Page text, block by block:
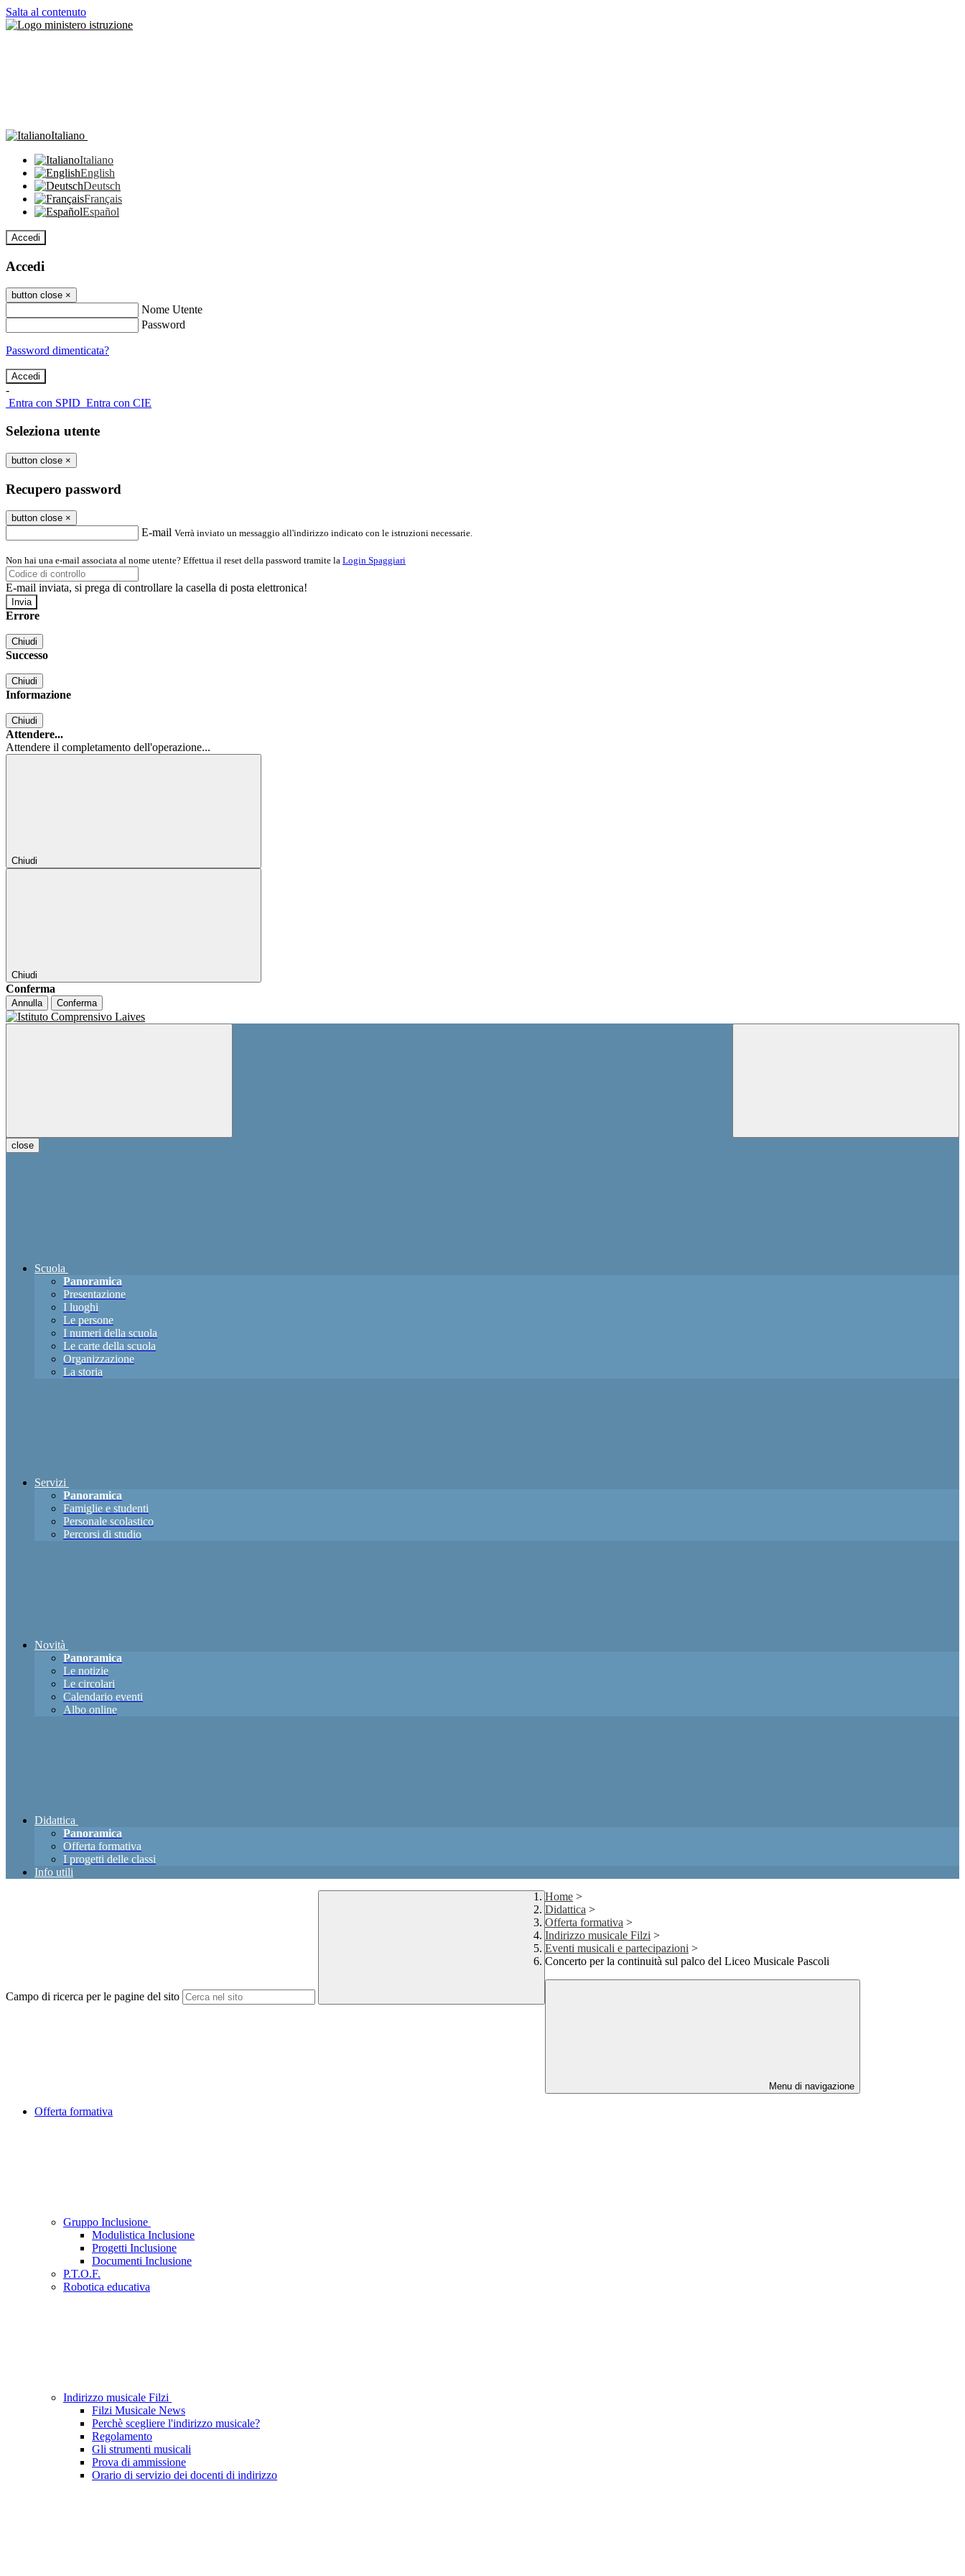
Salta al contenuto
Italiano
Italiano
English
Deutsch
Français
Español
Accedi
Accedi
button close ×
Nome Utente
Password
Password dimenticata?
-
Entra con SPID Entra con CIE
Seleziona utente
button close ×
Recupero password
button close ×
E-mail Verrà inviato un messaggio all'indirizzo indicato con le istruzioni necessarie.
Non hai una e-mail associata al nome utente? Effettua il reset della password tramite la Login Spaggiari
E-mail inviata, si prega di controllare la casella di posta elettronica!
Errore
Chiudi
Successo
Chiudi
Informazione
Chiudi
Attendere...
Attendere il completamento dell'operazione...
Chiudi
Chiudi
Conferma
Annulla Conferma
close
Scuola
Panoramica
Presentazione
I luoghi
Le persone
I numeri della scuola
Le carte della scuola
Organizzazione
La storia
Servizi
Panoramica
Famiglie e studenti
Personale scolastico
Percorsi di studio
Novità
Panoramica
Le notizie
Le circolari
Calendario eventi
Albo online
Didattica
Panoramica
Offerta formativa
I progetti delle classi
Info utili
Campo di ricerca per le pagine del sito
Home >
Didattica >
Offerta formativa >
Indirizzo musicale Filzi >
Eventi musicali e partecipazioni >
Concerto per la continuità sul palco del Liceo Musicale Pascoli
Menu di navigazione
Offerta formativa
Gruppo Inclusione
Modulistica Inclusione
Progetti Inclusione
Documenti Inclusione
P.T.O.F.
Robotica educativa
Indirizzo musicale Filzi
Filzi Musicale News
Perchè scegliere l'indirizzo musicale?
Regolamento
Gli strumenti musicali
Prova di ammissione
Orario di servizio dei docenti di indirizzo